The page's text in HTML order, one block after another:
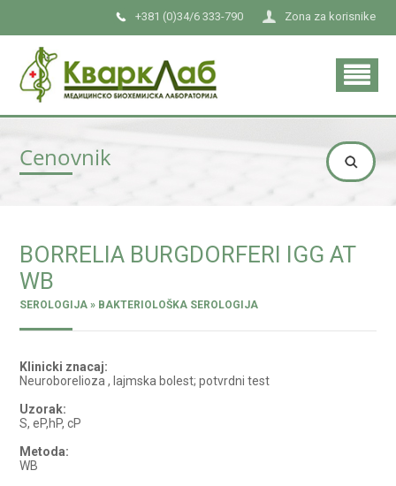
Zona za korisnike
+381 (0)34/6 333-790
Cenovnik
BORRELIA BURGDORFERI IGG AT
WB
SEROLOGIJA » BAKTERIOLOŠKA SEROLOGIJA
Klinicki znacaj:
Neuroborelioza , lajmska bolest; potvrdni test
Uzorak:
S, eP,hP, cP
Metoda:
WB